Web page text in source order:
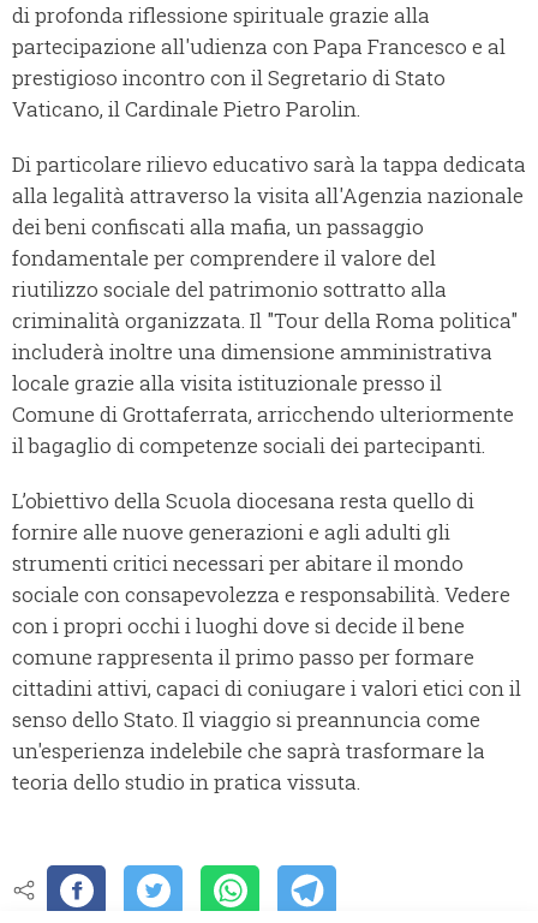
di profonda riflessione spirituale grazie alla
partecipazione all'udienza con Papa Francesco e al
prestigioso incontro con il Segretario di Stato
Vaticano, il Cardinale Pietro Parolin.
Di particolare rilievo educativo sarà la tappa dedicata
alla legalità attraverso la visita all'Agenzia nazionale
dei beni confiscati alla mafia, un passaggio
fondamentale per comprendere il valore del
riutilizzo sociale del patrimonio sottratto alla
criminalità organizzata. Il "Tour della Roma politica"
includerà inoltre una dimensione amministrativa
locale grazie alla visita istituzionale presso il
Comune di Grottaferrata, arricchendo ulteriormente
il bagaglio di competenze sociali dei partecipanti.
L’obiettivo della Scuola diocesana resta quello di
fornire alle nuove generazioni e agli adulti gli
strumenti critici necessari per abitare il mondo
sociale con consapevolezza e responsabilità. Vedere
con i propri occhi i luoghi dove si decide il bene
comune rappresenta il primo passo per formare
cittadini attivi, capaci di coniugare i valori etici con il
senso dello Stato. Il viaggio si preannuncia come
un'esperienza indelebile che saprà trasformare la
teoria dello studio in pratica vissuta.